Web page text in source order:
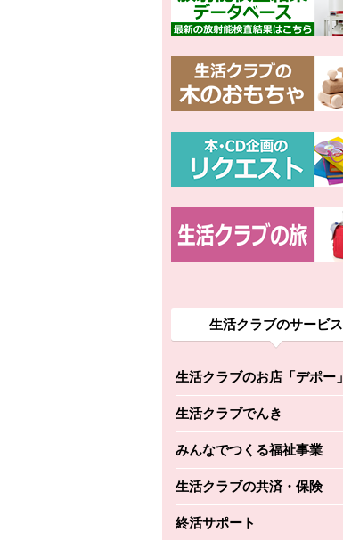
生活クラブのサービス
生活クラブのお店「デポー」
別のウィンドウで開きます。
生活クラブでんき
別のウィンドウで開きます。
みんなでつくる福祉事業
別のウィンドウで開きます。
生活クラブの共済・保険
別のウィンドウで開きます。
終活サポート
別のウィンドウで開きます。